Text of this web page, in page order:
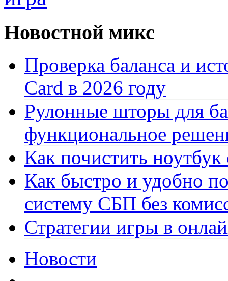
Новостной микс
Проверка баланса и
Card в 2026 году
Рулонные шторы для
функциональное
Как почистить
Как быстро и удобно
систему СБП без
Стратегии игры в
Новости